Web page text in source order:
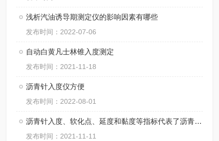
浅析汽油诱导期测定仪的影响因素有哪些
发布时间：2022-07-06
自动白黄凡士林锥入度测定
发布时间：2021-11-18
沥青针入度仪方便
发布时间：2022-08-01
沥青针入度、软化点、延度和黏度等指标代表了沥青的什么性能？
发布时间：2021-11-11